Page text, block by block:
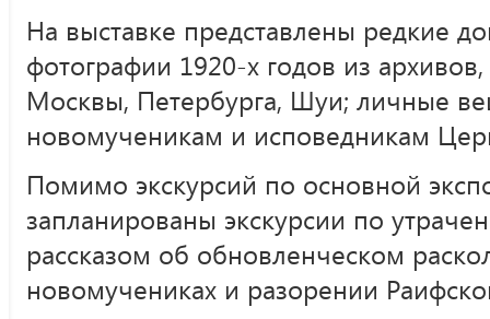
На выставке представлены редкие
фотографии 1920-х годов из
Москвы, Петербурга, Шуи; личные
новомученикам и исповедникам
Помимо экскурсий по основной
запланированы экскурсии по
рассказом об обновленческом
новомучениках и разорении